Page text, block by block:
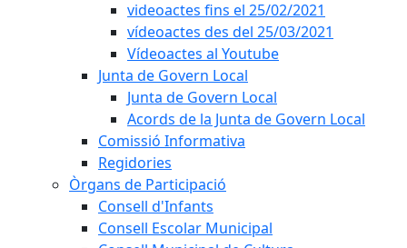
videoactes fins el 25/02/2021
vídeoactes des del 25/03/2021
Vídeoactes al Youtube
Junta de Govern Local
Junta de Govern Local
Acords de la Junta de Govern Local
Comissió Informativa
Regidories
Òrgans de Participació
Consell d'Infants
Consell Escolar Municipal